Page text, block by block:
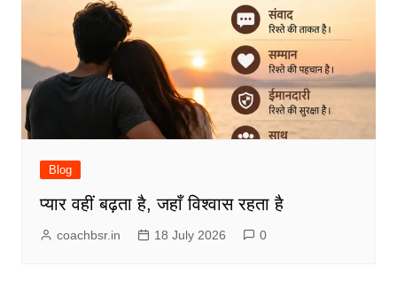
Blog
प्यार वहीं बढ़ता है, जहाँ विश्वास रहता है
coachbsr.in 18 July 2026 0